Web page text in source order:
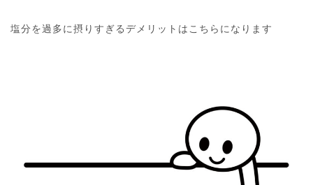
塩分を過多に摂りすぎるデメリットはこちらになります